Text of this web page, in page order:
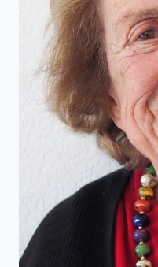
——
費
曼
與
阿
琳